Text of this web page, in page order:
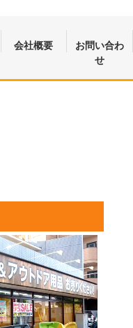
会社概要
お問い合わ
せ